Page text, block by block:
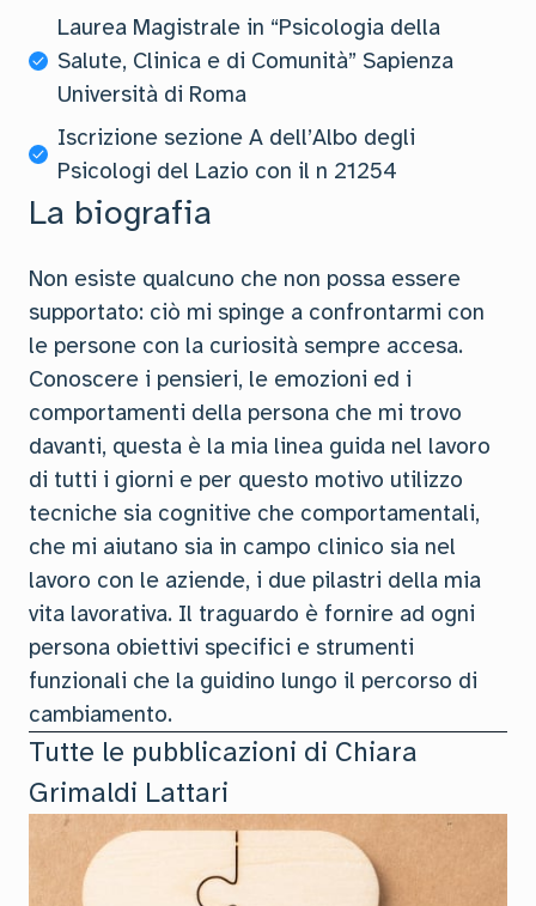
Laurea Magistrale in “Psicologia della
Salute, Clinica e di Comunità” Sapienza
Università di Roma
Iscrizione sezione A dell’Albo degli
Psicologi del Lazio con il n 21254
La biografia
Non esiste qualcuno che non possa essere
supportato: ciò mi spinge a confrontarmi con
le persone con la curiosità sempre accesa.
Conoscere i pensieri, le emozioni ed i
comportamenti della persona che mi trovo
davanti, questa è la mia linea guida nel lavoro
di tutti i giorni e per questo motivo utilizzo
tecniche sia cognitive che comportamentali,
che mi aiutano sia in campo clinico sia nel
lavoro con le aziende, i due pilastri della mia
vita lavorativa. Il traguardo è fornire ad ogni
persona obiettivi specifici e strumenti
funzionali che la guidino lungo il percorso di
cambiamento.
Tutte le pubblicazioni di Chiara
Grimaldi Lattari